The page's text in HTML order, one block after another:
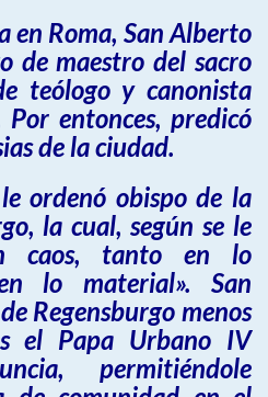
en Roma, San Alberto
de maestro del sacro
teólogo y canonista
entonces, predicó
de la ciudad.
ordenó obispo de la
la cual, según se le
caos, tanto en lo
lo material». San
Regensburgo menos
el Papa Urbano IV
permitiéndole